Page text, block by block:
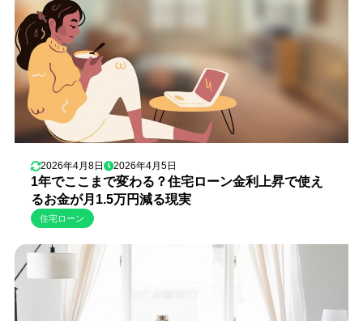
2026年4月8日 2026年4月5日
1年でここまで変わる？住宅ローン金利上昇で使え
るお金が月1.5万円減る現実
住宅ローン